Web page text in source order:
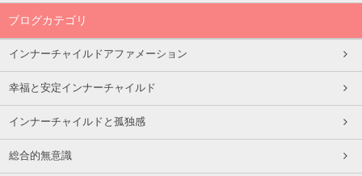
ブログカテゴリ
インナーチャイルドアファメーション
幸福と安定インナーチャイルド
インナーチャイルドと孤独感
総合的無意識